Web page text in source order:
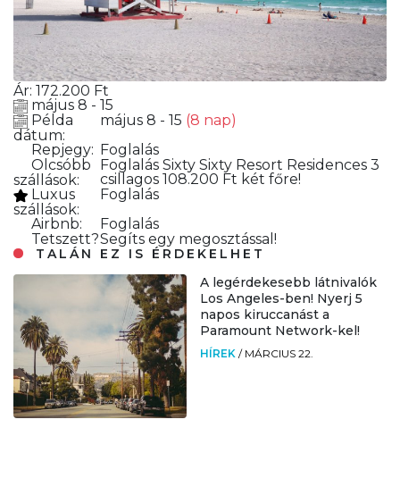
Ár: 172.200 Ft
május 8 - 15
Példa
dátum:
május 8 - 15 (8 nap)
Repjegy: Foglalás
Olcsóbb
szállások:
Foglalás Sixty Sixty Resort Residences 3
csillagos 108.200 Ft két főre!
Luxus
szállások:
Foglalás
Airbnb:
Foglalás
Tetszett?Segíts egy megosztással!
TALÁN EZ IS ÉRDEKELHET
A legérdekesebb látnivalók
Los Angeles-ben! Nyerj 5
napos kiruccanást a
Paramount Network-kel!
HÍREK / MÁRCIUS 22.